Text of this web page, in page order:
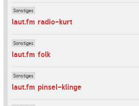
Sonstiges
laut.fm radio-kurt
Sonstiges
laut.fm folk
Sonstiges
laut.fm pinsel-klinge